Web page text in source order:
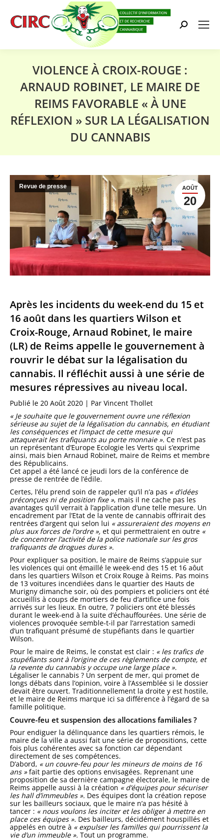
Search:
VIOLENCE À CROIX-ROUGE :
ARNAUD ROBINET, LE MAIRE DE
REIMS FAVORABLE « À UNE
RÉFLEXION » SUR LA LÉGALISATION
DU CANNABIS
AOÛT
20
Revue de presse
Après les incidents du week-end du 15 et
16 août dans les quartiers Wilson et
Croix-Rouge, Arnaud Robinet, le maire
(LR) de Reims appelle le gouvernement à
rouvrir le débat sur la légalisation du
cannabis. Il réfléchit aussi à une série de
mesures répressives au niveau local.
Publié le 20 Août 2020 | Par Vincent Thollet
« Je souhaite que le gouvernement ouvre une réflexion
sérieuse au sujet de la légalisation du cannabis, en étudiant
les conséquences et l’impact de cette mesure qui
attaquerait les trafiquants au porte monnaie ».Ce n’est pas
un représentant d’Europe Ecologie les Verts qui s’exprime
ainsi, mais bien Arnaud Robinet, maire de Reims et membre
des Républicains.
Cet appel a été lancé ce jeudi lors de la conférence de
presse de rentrée de l’édile.
Certes, l’élu prend soin de rappeler qu’il n’a pas « d’idées
préconçues ni de position fixe », mais il ne cache pas les
avantages qu’il verrait à l’application d’une telle mesure. Un
encadrement par l’Etat de la vente de cannabis offrirait des
rentrées d’argent qui selon lui « assureraient des moyens en
plus aux forces de l’ordre », et qui permettraient en outre «
de concentrer l’activité de la police nationale sur les gros
trafiquants de drogues dures ».
Pour expliquer sa position, le maire de Reims s’appuie sur
les violences qui ont émaillé le week-end des 15 et 16 aôut
dans les quartiers Wilson et Croix Rouge à Reims. Pas moins
de 13 voitures incendiées dans le quartier des Hauts de
Murigny dimanche soir, où des pompiers et policiers ont été
accueillis à coups de mortiers de feu d’artifice une fois
arrivés sur les lieux. En outre, 7 policiers ont été blessés
durant le week-end à la suite d’échauffourées. Une série de
violences provoquée semble-t-il par l’arrestation samedi
d’un trafiquant présumé de stupéfiants dans le quartier
Wilson.
Pour le maire de Reims, le constat est clair : « les trafics de
stupéfiants sont à l’origine de ces règlements de compte, et
la revente du cannabis y occupe une large place ».
Légaliser le cannabis ? Un serpent de mer, qui promet de
longs débats dans l’opinion, voire à l’Assemblée si le dossier
devait être ouvert. Traditionnellement la droite y est hostile,
et le maire de Reims marque ici sa différence à l’égard de sa
famille politique.
Couvre-feu et suspension des allocations familiales ?
Pour endiguer la délinquance dans les quartiers rémois, le
maire de la ville a aussi fait une série de propositions, cette
fois plus cohérentes avec sa fonction car dépendant
directement de ses compétences.
D’abord, « un couvre-feu pour les mineurs de moins de 16
ans »fait partie des options envisagées. Reprenant une
proposition de sa dernière campagne électorale, le maire de
Reims appelle aussi à la création « d’équipes pour sécuriser
les hall d’immeubles ». Des équipes dont la création repose
sur les bailleurs sociaux, que le maire n’a pas hésité à
tancer : « nous voulons les inciter et les obliger à mettre en
place ces équipes ». Des bailleurs, décidément houspillés et
appelés en outre à « expulser les familles qui pourrissent la
vie d’un immeuble ». Tout un programme.